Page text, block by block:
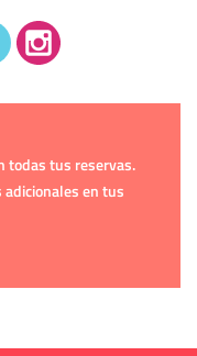
sus datos en la
todas tus reservas.
en tus